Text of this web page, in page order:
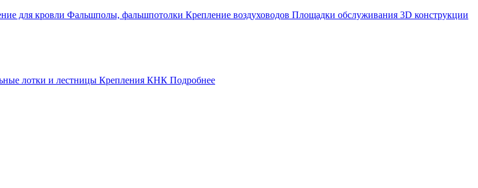
для кровли Фальшполы, фальшпотолки Крепление воздуховодов Площадки обслуживания 3D конструкции
лотки и лестницы Крепления КНК Подробнее